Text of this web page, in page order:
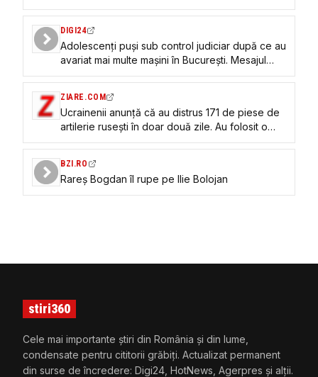
DIGI24
Adolescenți puși sub control judiciar după ce au
avariat mai multe mașini în București. Mesajul
primarului Daniel Băluţă pentru părinți
ZIARE.COM
Ucrainenii anunță că au distrus 171 de piese de
artilerie rusești în doar două zile. Au folosit o
muniție special concepută pentru drone VIDEO
BZI.RO
Rareș Bogdan îl rupe pe Ilie Bolojan
stiri360
Cele mai importante știri din România și din lume,
condensate pentru cititorii grăbiți. Actualizat permanent
din surse de încredere: Digi24, HotNews, Agerpres și alții.